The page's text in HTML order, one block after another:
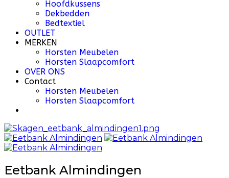
Hoofdkussens
Dekbedden
Bedtextiel
OUTLET
MERKEN
Horsten Meubelen
Horsten Slaapcomfort
OVER ONS
Contact
Horsten Meubelen
Horsten Slaapcomfort
Eetbank Almindingen